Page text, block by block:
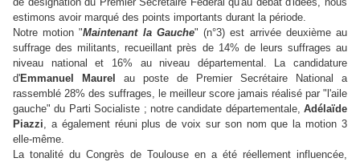
estimons avoir marqué des points importants durant la période.
Notre motion "Maintenant la Gauche" (n°3) est arrivée deuxième au
suffrage des militants, recueillant près de 14% de leurs suffrages au
niveau national et 16% au niveau départemental. La candidature
d'Emmanuel Maurel
au poste de Premier Secrétaire National a
rassemblé 28% des suffrages, le meilleur score jamais réalisé par "l'aile
gauche" du Parti Socialiste ; notre candidate départementale, Adélaïde
Piazzi, a également réuni plus de voix sur son nom que la motion 3
elle-même.
La tonalité du Congrès de Toulouse en a été réellement influencée,